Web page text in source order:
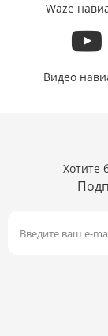
Waze
Видео
Хотите